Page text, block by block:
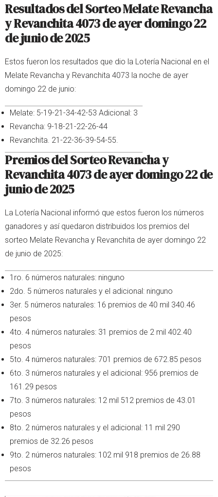
Resultados del Sorteo Melate Revancha
y Revanchita 4073 de ayer domingo 22
de junio de 2025
Estos fueron los resultados que dio la Lotería Nacional en el
Melate Revancha y Revanchita 4073 la noche de ayer
domingo 22 de junio:
Melate: 5-19-21-34-42-53 Adicional: 3
Revancha: 9-18-21-22-26-44
Revanchita. 21-22-36-39-54-55.
Premios del Sorteo Revancha y
Revanchita 4073 de ayer domingo 22 de
junio de 2025
La Lotería Nacional informó que estos fueron los números
ganadores y así quedaron distribuidos los premios del
sorteo Melate Revancha y Revanchita de ayer domingo 22
de junio de 2025:
1ro. 6 números naturales: ninguno
2do. 5 números naturales y el adicional: ninguno
3er. 5 números naturales: 16 premios de 40 mil 340.46
pesos
4to. 4 números naturales: 31 premios de 2 mil 402.40
pesos
5to. 4 números naturales: 701 premios de 672.85 pesos
6to. 3 números naturales y el adicional: 956 premios de
161.29 pesos
7to. 3 números naturales: 12 mil 512 premios de 43.01
pesos
8to. 2 números naturales y el adicional: 11 mil 290
premios de 32.26 pesos
9to. 2 números naturales: 102 mil 918 premios de 26.88
pesos